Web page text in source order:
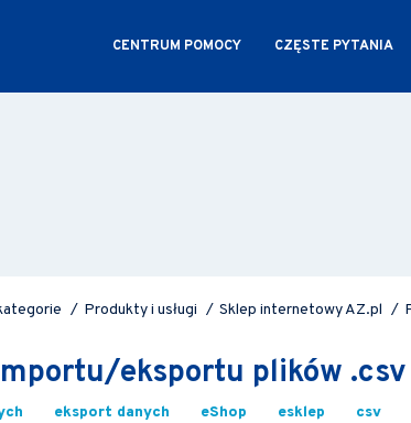
CENTRUM POMOCY CZĘSTE PYTANIA
/ Produkty i usługi / Sklep internetowy AZ.pl /
eksportu plików
eksport danych eShop esklep csv